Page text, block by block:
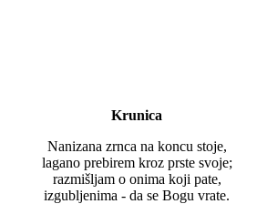
Krunica
Nanizana zrnca na koncu stoje,
lagano prebirem kroz prste svoje;
razmišljam o onima koji pate,
izgubljenima - da se Bogu vrate.